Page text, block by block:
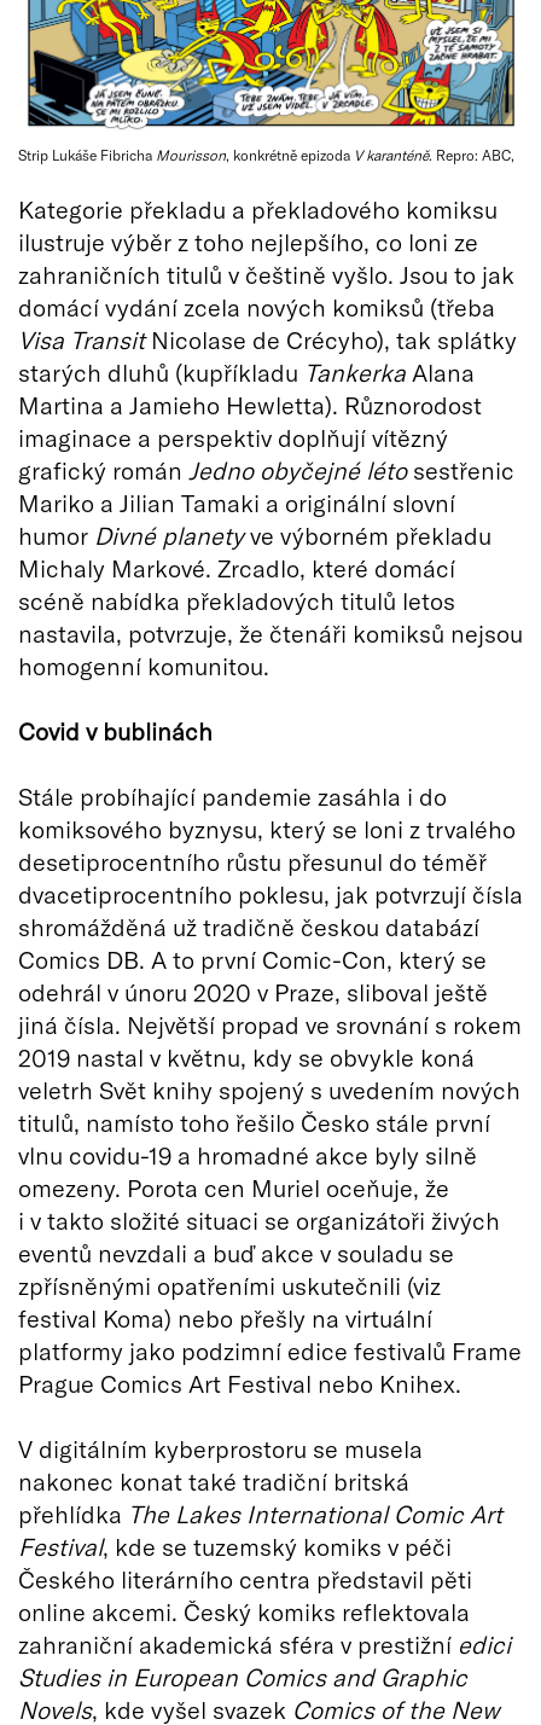
Strip Lukáše Fibricha Mourisson, konkrétně epizoda V karanténě. Repro: ABC,
Kategorie překladu a překladového komiksu
ilustruje výběr z toho nejlepšího, co loni ze
zahraničních titulů v češtině vyšlo. Jsou to jak
domácí vydání zcela nových komiksů (třeba
Visa Transit Nicolase de Crécyho), tak splátky
starých dluhů (kupříkladu Tankerka Alana
Martina a Jamieho Hewletta). Různorodost
imaginace a perspektiv doplňují vítězný
grafický román Jedno obyčejné létosestřenic
Mariko a Jilian Tamaki a originální slovní
humor Divné planetyve výborném překladu
Michaly Markové. Zrcadlo, které domácí
scéně nabídka překladových titulů letos
nastavila, potvrzuje, že čtenáři komiksů nejsou
homogenní komunitou.
Covid v bublinách
Stále probíhající pandemie zasáhla i do
komiksového byznysu, který se loni z trvalého
desetiprocentního růstu přesunul do téměř
dvacetiprocentního poklesu, jak potvrzují čísla
shromážděná už tradičně českou databází
Comics DB. A to první Comic-Con, který se
odehrál v únoru 2020 v Praze, sliboval ještě
jiná čísla. Největší propad ve srovnání s rokem
2019 nastal v květnu, kdy se obvykle koná
veletrh Svět knihy spojený s uvedením nových
titulů, namísto toho řešilo Česko stále první
vlnu covidu-19 a hromadné akce byly silně
omezeny. Porota cen Muriel oceňuje, že
i v takto složité situaci se organizátoři živých
eventů nevzdali a buď akce v souladu se
zpřísněnými opatřeními uskutečnili (viz
festival Koma) nebo přešly na virtuální
platformy jako podzimní edice festivalů Frame
Prague Comics Art Festival nebo Knihex.
V digitálním kyberprostoru se musela
nakonec konat také tradiční britská
přehlídka The Lakes International Comic Art
Festival, kde se tuzemský komiks v péči
Českého literárního centra představil pěti
online akcemi. Český komiks reflektovala
zahraniční akademická sféra v prestižní edici
Studies in European Comics and Graphic
Novels, kde vyšel svazek Comics of the New